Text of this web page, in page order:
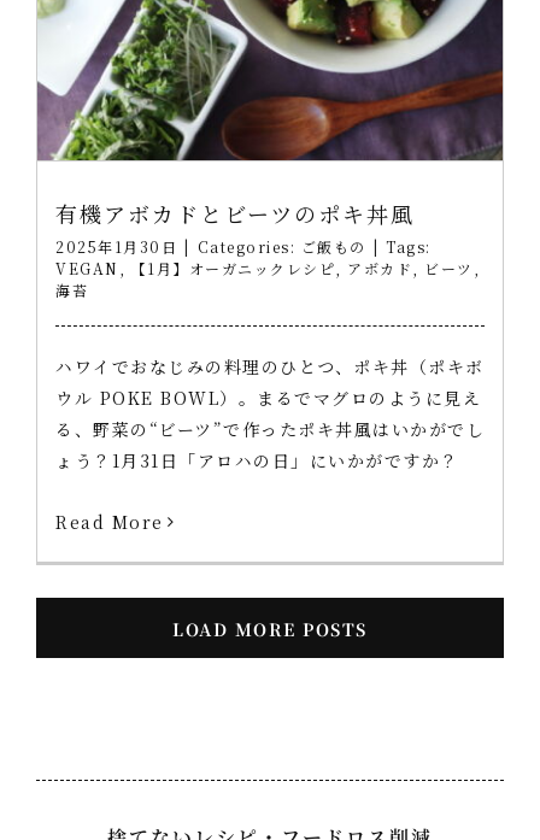
有機アボカドとビーツのポキ丼風
2025年1月30日 | Categories: ご飯もの | Tags:
VEGAN
【1月】オーガニックレシピ アボカド ビーツ
海苔
ハワイでおなじみの料理のひとつ、ポキ丼（ポキボ
ウル POKE BOWL）。まるでマグロのように見え
る、野菜の“ビーツ”で作ったポキ丼風はいかがでし
ょう？1月31日「アロハの日」にいかがですか？
Read More
LOAD MORE POSTS